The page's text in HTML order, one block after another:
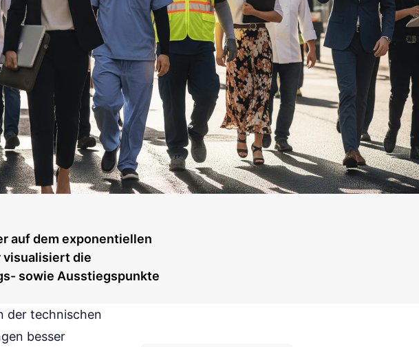
auf dem exponentiellen
visualisiert die
sowie Ausstiegspunkte
der technischen
besser